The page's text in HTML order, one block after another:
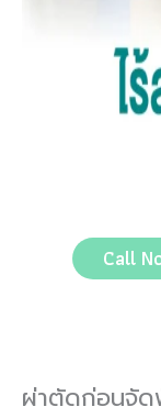
Call
ผ่าตัดก่อนจั